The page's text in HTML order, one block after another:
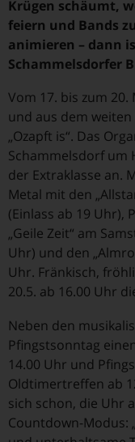
Krügen schäumt,
feiern und Bands
animieren – dann
Schammelsdorfer
Vom 17. bis zum
und aus dem
„Ozapft is“. Das
Schammelsdorf um
der Extraklasse an.
Metal mit den
(Einlass ab 19 Uhr),
„Geile Zeit“ am
Uhr) und den
Uhr. Fränkisch,
20.5. ab 16.00 Uhr
Neben den
Pfingstsonntag
14.00 Uhr und
Oldtimertreffen ab
sich schon, die Uhr
Countdown-Modus: